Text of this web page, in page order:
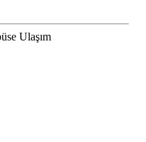
Ulaşım